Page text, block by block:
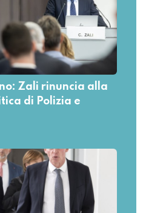
Zali rinuncia alla
di Polizia e